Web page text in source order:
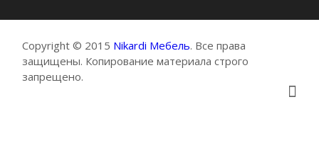
Copyright © 2015 Nikardi Мебель. Все права
защищены. Копирование материала строго
запрещено.